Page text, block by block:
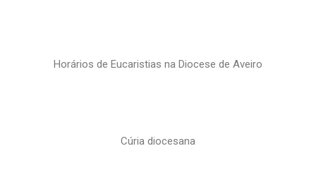
Horários de Eucaristias na Diocese de Aveiro
Cúria diocesana